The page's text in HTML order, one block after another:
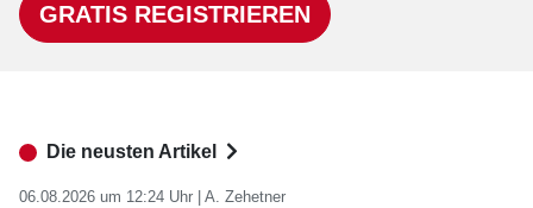
GRATIS REGISTRIEREN
Die neusten Artikel
06.08.2026 um 12:24 Uhr | A. Zehetner